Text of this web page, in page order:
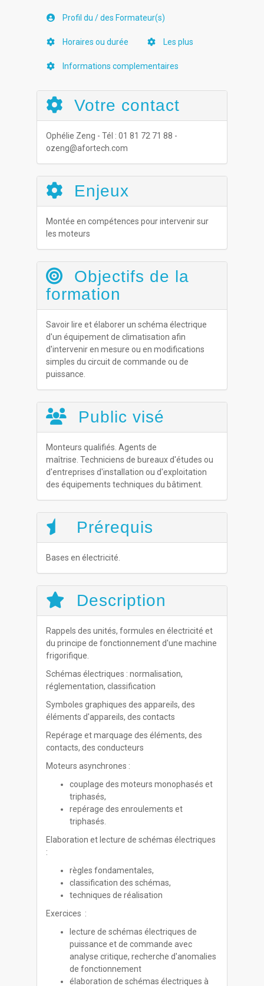
Profil du / des Formateur(s)
Horaires ou durée Les plus
Informations complementaires
Votre contact
Ophélie Zeng - Tél : 01 81 72 71 88 -
ozeng@afortech.com
Enjeux
Montée en compétences pour intervenir sur
les moteurs
Objectifs de la
formation
Savoir lire et élaborer un schéma électrique
d'un équipement de climatisation afin
d'intervenir en mesure ou en modifications
simples du circuit de commande ou de
puissance.
Public visé
Monteurs qualifiés. Agents de
maîtrise. Techniciens de bureaux d'études ou
d'entreprises d'installation ou d'exploitation
des équipements techniques du bâtiment.
Prérequis
Bases en électricité.
Description
Rappels des unités, formules en électricité et
du principe de fonctionnement d'une machine
frigorifique.
Schémas électriques : normalisation,
réglementation, classification
Symboles graphiques des appareils, des
éléments d'appareils, des contacts
Repérage et marquage des éléments, des
contacts, des conducteurs
Moteurs asynchrones :
couplage des moteurs monophasés et
triphasés,
repérage des enroulements et
triphasés.
Elaboration et lecture de schémas électriques
:
règles fondamentales,
classification des schémas,
techniques de réalisation
Exercices :
lecture de schémas électriques de
puissance et de commande avec
analyse critique, recherche d'anomalies
de fonctionnement
élaboration de schémas électriques à